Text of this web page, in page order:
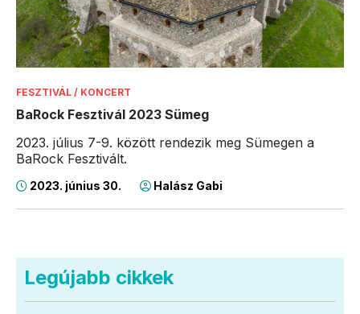
FESZTIVÁL / KONCERT
BaRock Fesztivál 2023 Sümeg
2023. július 7-9. között rendezik meg Sümegen a
BaRock Fesztivált.
2023. június 30. Halász Gabi
Legújabb cikkek